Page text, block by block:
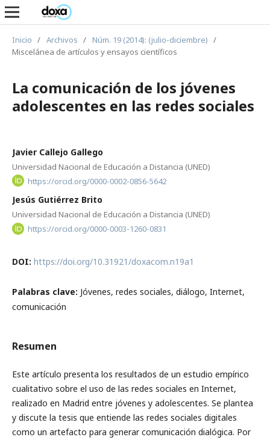
Inicio / Archivos / Núm. 19 (2014): (julio-diciembre) /
Miscelánea de artículos y ensayos científicos
La comunicación de los jóvenes
adolescentes en las redes sociales
Javier Callejo Gallego
Universidad Nacional de Educación a Distancia (UNED)
https://orcid.org/0000-0002-0856-5642
Jesús Gutiérrez Brito
Universidad Nacional de Educación a Distancia (UNED)
https://orcid.org/0000-0003-1260-0831
DOI: https://doi.org/10.31921/doxacom.n19a1
Palabras clave: Jóvenes, redes sociales, diálogo, Internet,
comunicación
Resumen
Este artículo presenta los resultados de un estudio empírico
cualitativo sobre el uso de las redes sociales en Internet,
realizado en Madrid entre jóvenes y adolescentes. Se plantea
y discute la tesis que entiende las redes sociales digitales
como un artefacto para generar comunicación dialógica. Por